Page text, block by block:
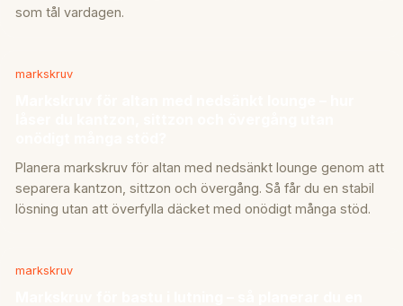
som tål vardagen.
markskruv
Planera markskruv för altan med nedsänkt lounge genom att
separera kantzon, sittzon och övergång. Så får du en stabil
lösning utan att överfylla däcket med onödigt många stöd.
markskruv